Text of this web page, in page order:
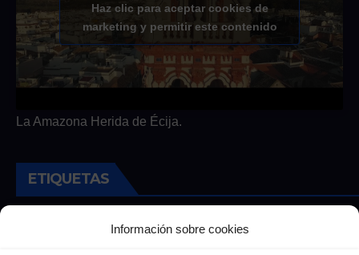
Información sobre cookies
Haz clic para aceptar cookies de
marketing y permitir este contenido
La Amazona Herida de Écija.
ETIQUETAS
Andalucía Cultura Deportes